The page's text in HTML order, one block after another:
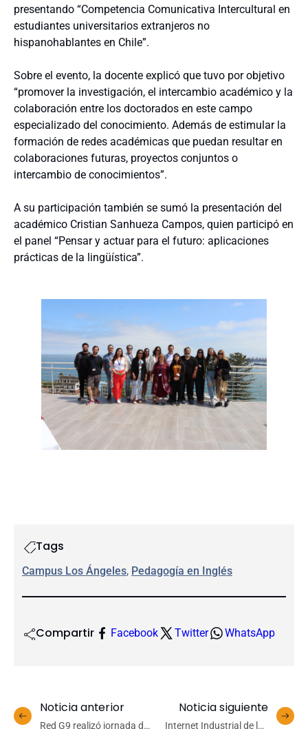
presentando “Competencia Comunicativa Intercultural en
estudiantes universitarios extranjeros no
hispanohablantes en Chile”.
Sobre el evento, la docente explicó que tuvo por objetivo
“promover la investigación, el intercambio académico y la
colaboración entre los doctorados en este campo
especializado del conocimiento. Además de estimular la
formación de redes académicas que puedan resultar en
colaboraciones futuras, proyectos conjuntos o
intercambio de conocimientos”.
A su participación también se sumó la presentación del
académico Cristian Sanhueza Campos, quien participó en
el panel “Pensar y actuar para el futuro: aplicaciones
prácticas de la lingüística”.
Tags
Campus Los Ángeles, Pedagogía en Inglés
Compartir Facebook Twitter WhatsApp
Noticia anterior
Red G9 realizó jornada de
Noticia siguiente
Internet Industrial de las